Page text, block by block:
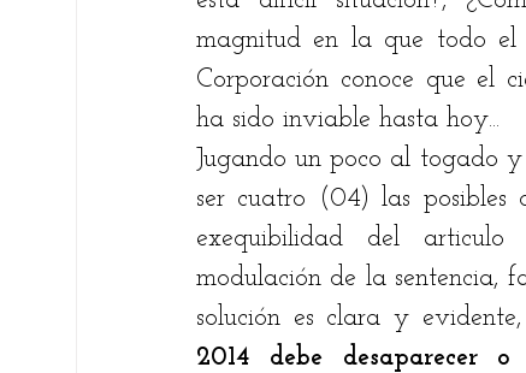
magnitud en la que todo el
Corporación conoce que el
ha sido inviable hasta hoy...
Jugando un poco al togado
ser cuatro (04) las posibles
exequibilidad del articulo
modulación de la sentencia,
solución es clara y evidente,
2014 debe desaparecer